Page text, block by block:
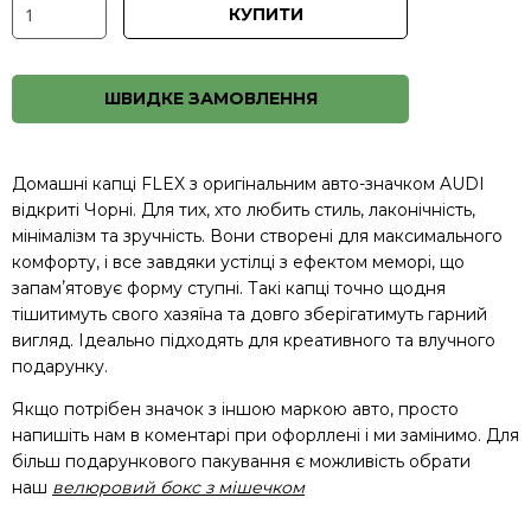
КУПИТИ
ШВИДКЕ ЗАМОВЛЕННЯ
Домашні капці FLEX з оригінальним авто-значком AUDI
відкриті Чорні. Для тих, хто любить стиль, лаконічність,
мінімалізм та зручність. Вони створені для максимального
комфорту, і все завдяки устілці з ефектом меморі, що
запамʼятовує форму ступні. Такі капці точно щодня
тішитимуть свого хазяїна та довго зберігатимуть гарний
вигляд. Ідеально підходять для креативного та влучного
подарунку.
Якщо потрібен значок з іншою маркою авто, просто
напишіть нам в коментарі при офорллені і ми замінимо. Для
більш подарункового пакування є можливість обрати
наш велюровий бокс з мішечком